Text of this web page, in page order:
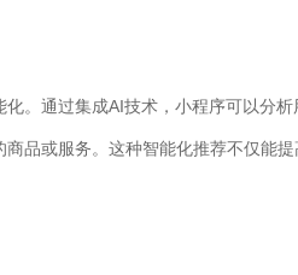
。通过集成AI技术，小程序可以分
品或服务。这种智能化推荐不仅能提